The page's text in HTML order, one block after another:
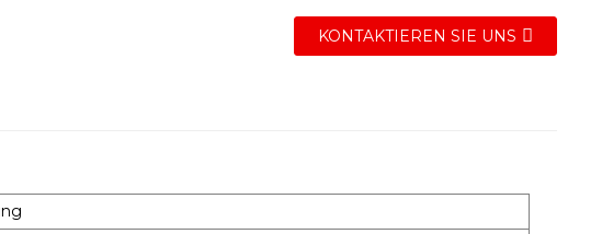
KONTAKTIEREN SIE UNS